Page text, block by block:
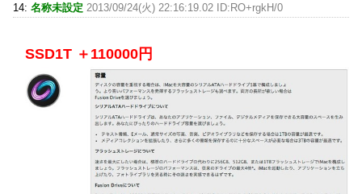
14: 名称未設定 2013/09/24(火) 22:16:19.02 ID:RO+rgkH/0
SSD1T ＋110000円